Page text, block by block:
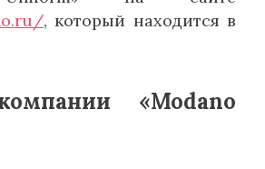
, который находится в
«Modano